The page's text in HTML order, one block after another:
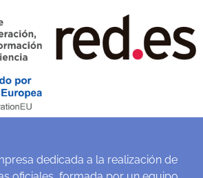
dedicada a la realización de